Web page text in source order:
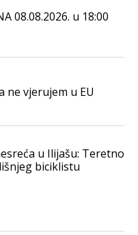
08.08.2026. u 18:00
ne vjerujem u EU
u Ilijašu: Teretno
biciklistu